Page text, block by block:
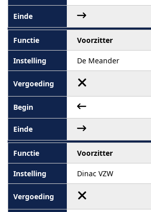
Voorzitter
De Meander
Voorzitter
Dinac VZW